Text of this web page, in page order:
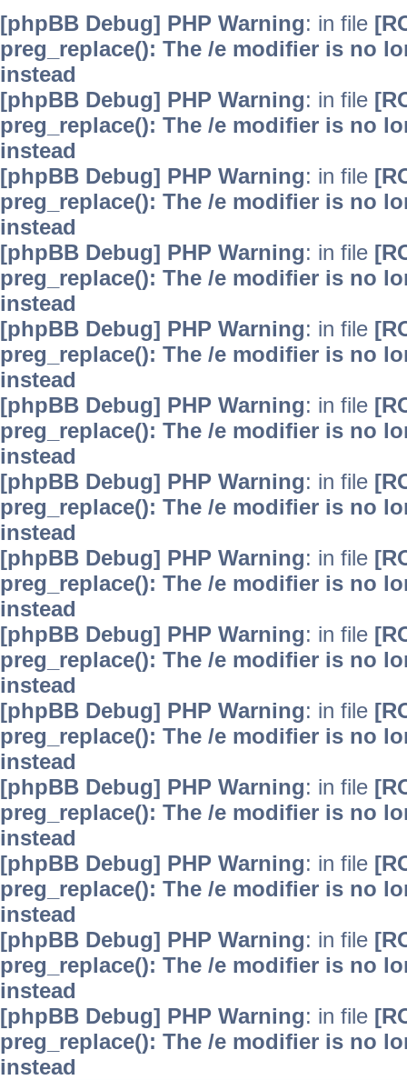
[phpBB Debug] PHP Warning: in file
preg_replace(): The /e modifier is no
instead
[phpBB Debug] PHP Warning: in file
preg_replace(): The /e modifier is no
instead
[phpBB Debug] PHP Warning: in file
preg_replace(): The /e modifier is no
instead
[phpBB Debug] PHP Warning: in file
preg_replace(): The /e modifier is no
instead
[phpBB Debug] PHP Warning: in file
preg_replace(): The /e modifier is no
instead
[phpBB Debug] PHP Warning: in file
preg_replace(): The /e modifier is no
instead
[phpBB Debug] PHP Warning: in file
preg_replace(): The /e modifier is no
instead
[phpBB Debug] PHP Warning: in file
preg_replace(): The /e modifier is no
instead
[phpBB Debug] PHP Warning: in file
preg_replace(): The /e modifier is no
instead
[phpBB Debug] PHP Warning: in file
preg_replace(): The /e modifier is no
instead
[phpBB Debug] PHP Warning: in file
preg_replace(): The /e modifier is no
instead
[phpBB Debug] PHP Warning: in file
preg_replace(): The /e modifier is no
instead
[phpBB Debug] PHP Warning: in file
preg_replace(): The /e modifier is no
instead
[phpBB Debug] PHP Warning: in file
preg_replace(): The /e modifier is no
instead